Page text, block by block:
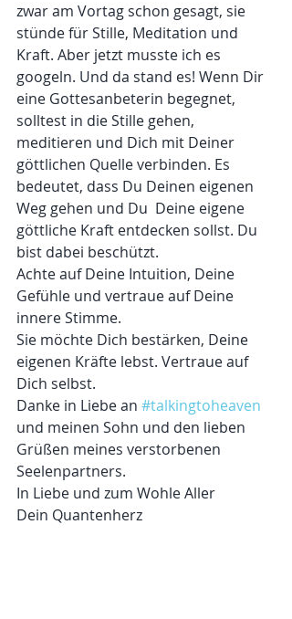
zwar am Vortag schon gesagt, sie
stünde für Stille, Meditation und
Kraft. Aber jetzt musste ich es
googeln. Und da stand es! Wenn Dir
eine Gottesanbeterin begegnet,
solltest in die Stille gehen,
meditieren und Dich mit Deiner
göttlichen Quelle verbinden. Es
bedeutet, dass Du Deinen eigenen
Weg gehen und Du  Deine eigene
göttliche Kraft entdecken sollst. Du
bist dabei beschützt.
Achte auf Deine Intuition, Deine
Gefühle und vertraue auf Deine
innere Stimme.
Sie möchte Dich bestärken, Deine
eigenen Kräfte lebst. Vertraue auf
Dich selbst.
Danke in Liebe an #talkingtoheaven
und meinen Sohn und den lieben
Grüßen meines verstorbenen
Seelenpartners.
In Liebe und zum Wohle Aller
Dein Quantenherz